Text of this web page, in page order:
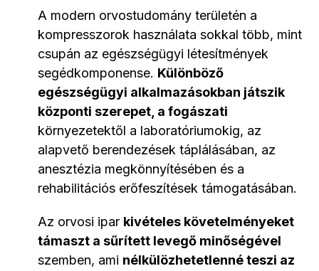
A modern orvostudomány területén a
kompresszorok használata sokkal több, mint
csupán az egészségügyi létesítmények
segédkomponense. Különböző
egészségügyi alkalmazásokban játszik
központi szerepet, a fogászati
környezetektől a laboratóriumokig, az
alapvető berendezések táplálásában, az
anesztézia megkönnyítésében és a
rehabilitációs erőfeszítések támogatásában.
Az orvosi ipar kivételes követelményeket
támaszt a sűrített levegő minőségével
szemben, ami nélkülözhetetlenné teszi az